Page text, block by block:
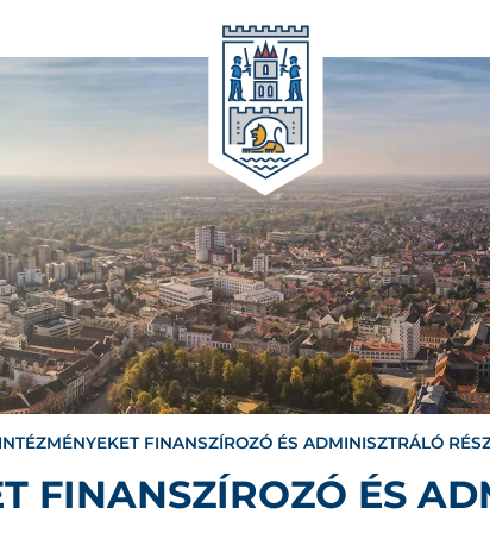
FINANSZÍROZÓ ÉS ADMINISZTRÁLÓ
FINANSZÍROZÓ ÉS